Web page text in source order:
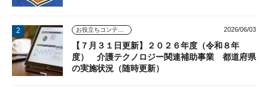
2026/06/03
【７月３１日更新】２０２６年度（令和８年
度） 介護テクノロジー関連補助事業 都道府県
の実施状況（随時更新）